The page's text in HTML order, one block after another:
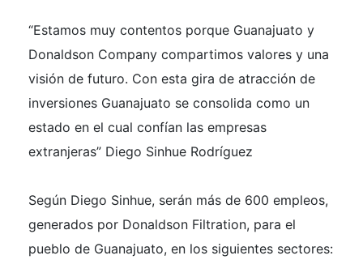
“Estamos muy contentos porque Guanajuato y
Donaldson Company compartimos valores y una
visión de futuro. Con esta gira de atracción de
inversiones Guanajuato se consolida como un
estado en el cual confían las empresas
extranjeras” Diego Sinhue Rodríguez
Según Diego Sinhue, serán más de 600 empleos,
generados por Donaldson Filtration, para el
pueblo de Guanajuato, en los siguientes sectores: